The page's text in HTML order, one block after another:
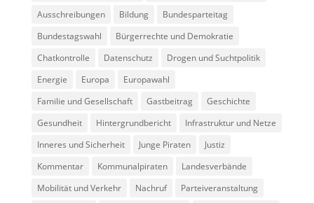
Ausschreibungen
Bildung
Bundesparteitag
Bundestagswahl
Bürgerrechte und Demokratie
Chatkontrolle
Datenschutz
Drogen und Suchtpolitik
Energie
Europa
Europawahl
Familie und Gesellschaft
Gastbeitrag
Geschichte
Gesundheit
Hintergrundbericht
Infrastruktur und Netze
Inneres und Sicherheit
Junge Piraten
Justiz
Kommentar
Kommunalpiraten
Landesverbände
Mobilität und Verkehr
Nachruf
Parteiveranstaltung